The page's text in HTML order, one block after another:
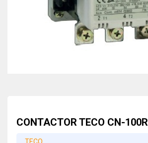
CONTACTOR TECO CN-100R
TECO